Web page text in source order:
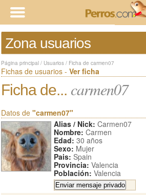
Zona usuarios
Página principal / Usuarios / Ficha de carmen07
Fichas de usuarios - Ver ficha
Ficha de... carmen07
Datos de "carmen07"
Alias / Nick: Carmen07
Nombre: Carmen
Edad: 30 años
Sexo: Mujer
Pais: Spain
Provincia: Valencia
Población: Valencia